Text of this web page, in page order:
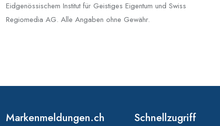
Eidgenössischem Institut für Geistiges Eigentum und Swiss
Regiomedia AG. Alle Angaben ohne Gewähr.
Markenmeldungen.ch Schnellzugriff